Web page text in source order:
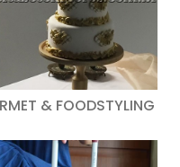
& FOODSTYLING